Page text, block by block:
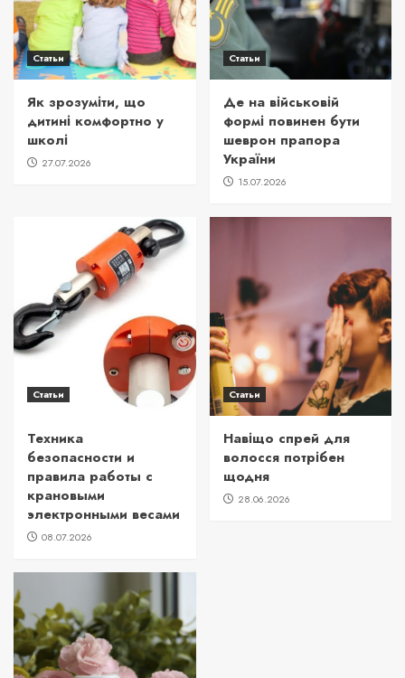
Статьи
Як зрозуміти, що
дитині комфортно у
школі
27.07.2026
Статьи
Де на військовій
формі повинен бути
шеврон прапора
України
15.07.2026
Статьи
Техника
безопасности и
правила работы с
крановыми
электронными весами
08.07.2026
Статьи
Навіщо спрей для
волосся потрібен
щодня
28.06.2026